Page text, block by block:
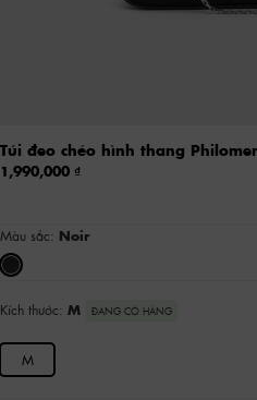
Túi đeo chéo hình thang
1,990,000
Màu sắc: Noir
Kích thước: M ĐANG CÓ HÀNG
M